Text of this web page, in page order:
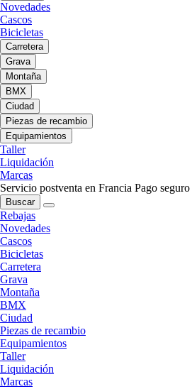
Novedades
Cascos
Bicicletas
Carretera
Grava
Montaña
BMX
Ciudad
Piezas de recambio
Equipamientos
Taller
Liquidación
Marcas
Servicio postventa en Francia Pago seguro
Buscar
Rebajas
Novedades
Cascos
Bicicletas
Carretera
Grava
Montaña
BMX
Ciudad
Piezas de recambio
Equipamientos
Taller
Liquidación
Marcas